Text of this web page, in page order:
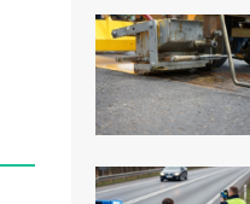
Szpital Kliniczny nr 1 im. T.
Sokołowskiego
Pomorskiej Akademii
Medycznej
Szpital Kliniczny nr 2